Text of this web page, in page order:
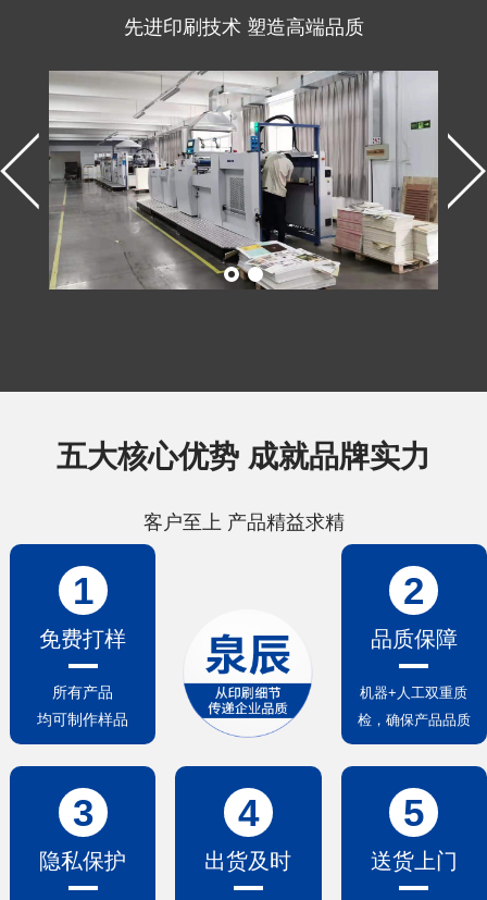
先进印刷技术 塑造高端品质
五大核心优势 成就品牌实力
客户至上 产品精益求精
1
免费打样
所有产品
均可制作样品
2
品质保障
机器+人工双重质
检，确保产品品质
3
隐私保护
4
出货及时
5
送货上门